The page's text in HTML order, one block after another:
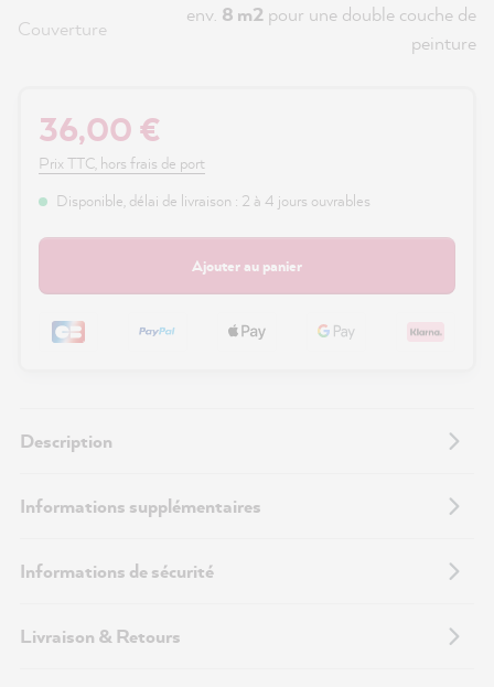
Couverture
env. 8 m2 pour une double couche de
peinture
36,00 €
Prix TTC, hors frais de port
Disponible, délai de livraison : 2 à 4 jours ouvrables
Ajouter au panier
Description
Informations supplémentaires
Informations de sécurité
Livraison & Retours